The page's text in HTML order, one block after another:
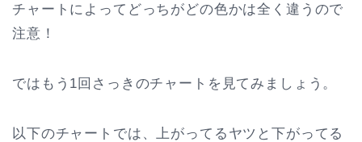
チャートによってどっちがどの色かは全く違うので
注意！
ではもう1回さっきのチャートを見てみましょう。
以下のチャートでは、上がってるヤツと下がってる